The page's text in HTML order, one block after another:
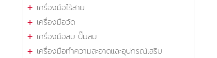
เครื่องมือไร้สาย
เครื่องมือวัด
เครื่องมือลม-ปั๊มลม
เครื่องมือทำความสะอาดและอุปกรณ์เสริม